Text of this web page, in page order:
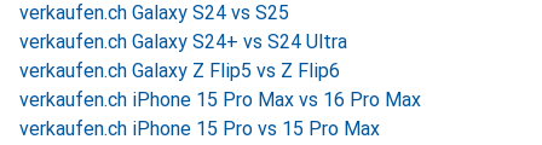
verkaufen.ch Galaxy S24 vs S25
verkaufen.ch Galaxy S24+ vs S24 Ultra
verkaufen.ch Galaxy Z Flip5 vs Z Flip6
verkaufen.ch iPhone 15 Pro Max vs 16 Pro Max
verkaufen.ch iPhone 15 Pro vs 15 Pro Max